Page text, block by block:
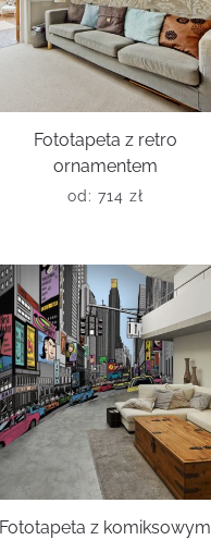
Fototapeta z retro
ornamentem
od: 714 zł
Fototapeta z komiksowym